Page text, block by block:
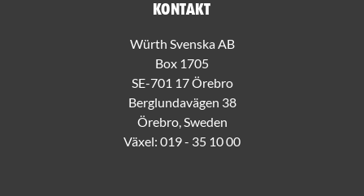
Kontakt
Würth Svenska AB
Box 1705
SE-701 17 Örebro
Berglundavägen 38
Örebro, Sweden
Växel: 019 - 35 10 00